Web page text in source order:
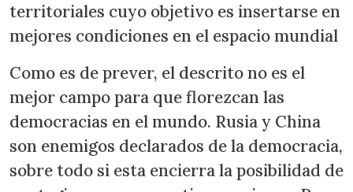
territoriales cuyo objetivo es insertarse en
mejores condiciones en el espacio mundial
Como es de prever, el descrito no es el
mejor campo para que florezcan las
democracias en el mundo. Rusia y China
son enemigos declarados de la democracia,
sobre todo si esta encierra la posibilidad de